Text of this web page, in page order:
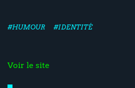
#HUMOUR #IDENTITÉ
Voir le site